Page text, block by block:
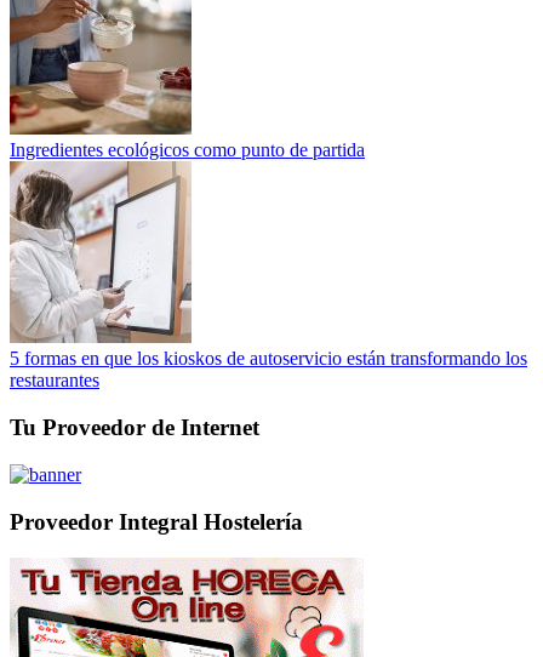
Ingredientes ecológicos como punto de partida
5 formas en que los kioskos de autoservicio están transformando los
restaurantes
Tu Proveedor de Internet
Proveedor Integral Hostelería